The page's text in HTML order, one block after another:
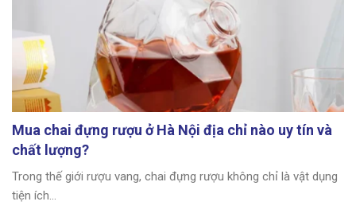
Mua chai đựng rượu ở Hà Nội địa chỉ nào uy tín và
chất lượng?
Trong thế giới rượu vang, chai đựng rượu không chỉ là vật dụng
tiện ích...